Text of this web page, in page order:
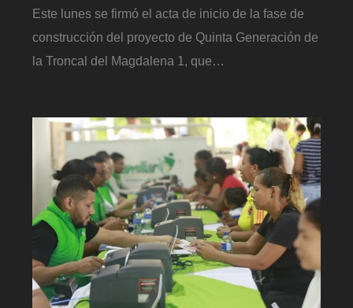
Este lunes se firmó el acta de inicio de la fase de
construcción del proyecto de Quinta Generación de
la Troncal del Magdalena 1, que…